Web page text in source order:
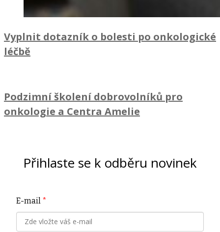
Vyplnit dotazník o bolesti po onkologické
léčbě
Podzimní školení dobrovolníků pro
onkologie a Centra Amelie
Přihlaste se k odběru novinek
E-mail *